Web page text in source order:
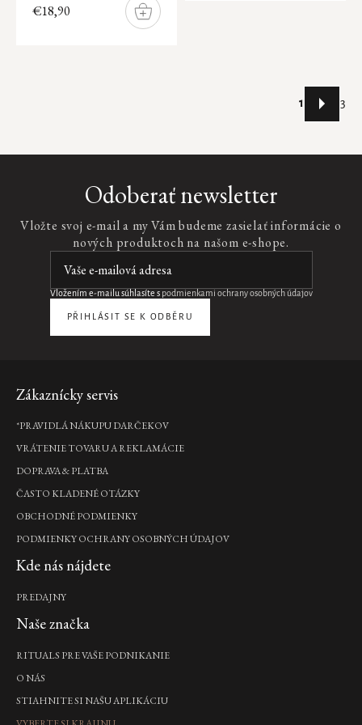
€18,90
DO
KOŠÍKA
prvky
1 3
Odoberať newsletter
Vložte svoj e-mail a my Vám budeme zasielať informácie o
nových produktoch na našom e-shope.
Vložením e-mailu súhlasíte s podmienkami ochrany osobných údajov
PŘIHLÁSIT SE K ODBĚRU
Zápätie
Zákaznícky servis
*PRAVIDLÁ NÁKUPU DARČEKOV
VRÁTENIE TOVARU A REKLAMÁCIE
DOPRAVA & PLATBA
ČASTO KLADENÉ OTÁZKY
OBCHODNÉ PODMIENKY
PODMIENKY OCHRANY OSOBNÝCH ÚDAJOV
Kde nás nájdete
PREDAJNY
Naše značka
RITUALS PRE VAŠE PODNIKANIE
O NÁS
STIAHNITE SI NAŠU APLIKÁCIU